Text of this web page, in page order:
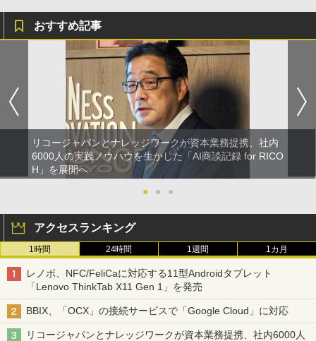
おすすめ記事
リコージャパンとナレッジワークが資本業務提携、社内
6000人の実践ノウハウを生かした「AI商談記録 for RICO
H」を展開へ
●
● ●
アクセスランキング
1時間 24時間 1週間 1カ月
レノボ、NFC/FeliCaに対応する11型Androidタブレット
「Lenovo ThinkTab X11 Gen 1」を発売
BBIX、「OCX」の接続サービスで「Google Cloud」に対応
リコージャパンとナレッジワークが資本業務提携、社内6000人